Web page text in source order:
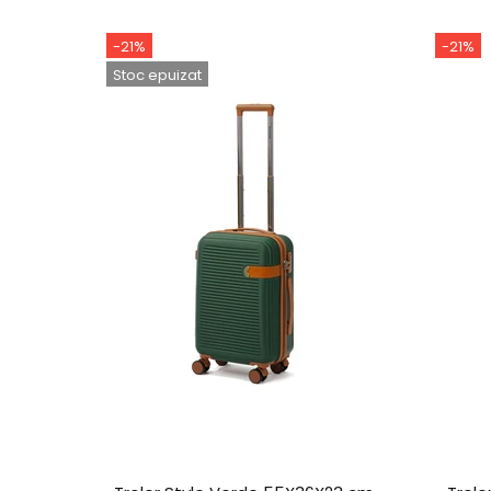
-21%
Stoc epuizat
-21%